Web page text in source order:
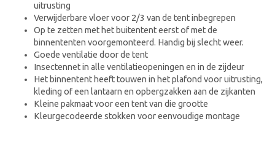
uitrusting
Verwijderbare vloer voor 2/3 van de tent inbegrepen
Op te zetten met het buitentent eerst of met de
binnententen voorgemonteerd. Handig bij slecht weer.
Goede ventilatie door de tent
Insectennet in alle ventilatieopeningen en in de zijdeur
Het binnentent heeft touwen in het plafond voor uitrusting,
kleding of een lantaarn en opbergzakken aan de zijkanten
Kleine pakmaat voor een tent van die grootte
Kleurgecodeerde stokken voor eenvoudige montage